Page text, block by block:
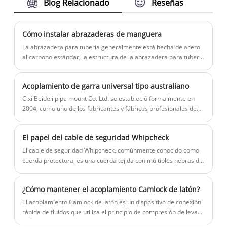
momento.
invitamos a venga a nuestra fábrica para
comprar el acoplamiento de chorro de
arena de nailon más vendido, de bajo
precio y de alta calidad. Esperamos
cooperar con usted.
incendios y llaves para hidrantes con 20
contra incendios y llaves para hidrantes
fabricadas con material de acero al
carbono con tecnología de fundición a la
cera perdida, por lo que nuestras llaves
inglesas y para hidrantes tienen buenas
Calidad. Y también tenemos buen precio.
Esperamos cooperar con usted.
Blog Relacionado Reseñas
Cómo instalar abrazaderas de manguera
La abrazadera para tubería generalmente está hecha de acero
al carbono estándar, la estructura de la abrazadera para tubería
una reducción de vibración única, atenuación de sonido,
absorción de sonido, resistencia a la abrasión y otras ventajas,
la parte superior y La abrazadera inferior se puede cambiar por
Acoplamiento de garra universal tipo australiano
Cixi Beideli pipe mount Co. Ltd. se estableció formalmente en
2004, como uno de los fabricantes y fábricas profesionales de
universal tipo australiano.
El papel del cable de seguridad Whipcheck
El cable de seguridad Whipcheck, comúnmente conocido como
cuerda protectora, es una cuerda tejida con múltiples hebras de
¿Cómo mantener el acoplamiento Camlock de latón?
El acoplamiento Camlock de latón es un dispositivo de conexión
rápida de fluidos que utiliza el principio de compresión de leva